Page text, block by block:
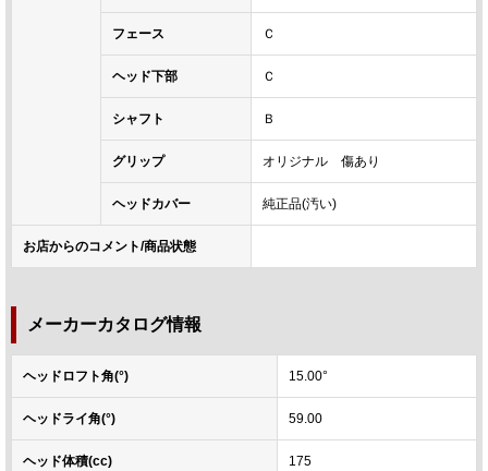
フェース Ｃ
ヘッド下部 Ｃ
シャフト Ｂ
グリップ オリジナル 傷あり
ヘッドカバー 純正品(汚い)
お店からのコメント/商品状態
メーカーカタログ情報
ヘッドロフト角(°) 15.00°
ヘッドライ角(°) 59.00
ヘッド体積(cc) 175